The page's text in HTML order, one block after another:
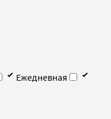
Ежедневная